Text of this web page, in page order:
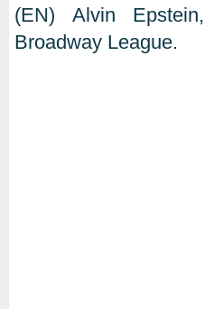
(EN) Alvin
Broadway League.